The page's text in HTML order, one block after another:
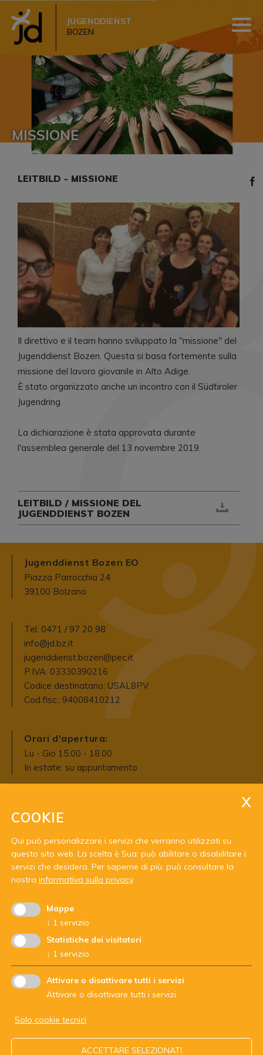
JUGENDDIENST
BOZEN
MISSIONE
LEITBILD - MISSIONE
Il direttivo e il team hanno sviluppato la "missione" del
Jugenddienst Bozen. Questa si basa fortemente sulla
missione del lavoro giovanile in Alto Adige.
È stato organizzato anche un incontro con il Südtiroler
Jugendring.
La dichiarazione è stata approvata durante
l'assemblea generale del 13 novembre 2019.
LEITBILD / MISSIONE DEL
JUGENDDIENST BOZEN
Jugenddienst Bozen EO
Piazza Parrocchia 24
39100 Bolzano
Tel. 0471 / 97 20 98
info@jd.bz.it
jugenddienst.bozen@pec.it
P.IVA: 03330390216
Codice destinatario: USAL8PV
Cod.fisc.: 94008410212
Orari d'apertura:
Lu - Gio 15.00 - 18.00
In estate: su appuntamento
Con il sostegno di:
ARBEITSGEMEINSCHAFT DER JUGENDDIENSTE - codice
COOKIE
Qui può personalizzare i servizi che verranno utilizzati su
questo sito web. La scelta è Sua: può abilitare o disabilitare i
servizi che desidera. Per saperne di più, può consultare la
nostra informativa sulla privacy.
Mappe
↓ 1 servizio
Statistiche dei visitatori
↓ 1 servizio
Attivare o disattivare tutti i servizi
Attivare o disattivare tutti i servizi
Solo cookie tecnici
ACCETTARE SELEZIONATI